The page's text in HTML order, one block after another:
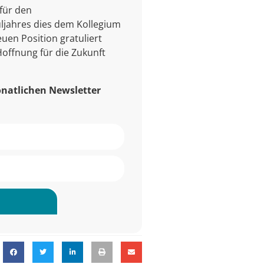
den
dies dem Kollegium
Position gratuliert
für die Zukunft
Newsletter